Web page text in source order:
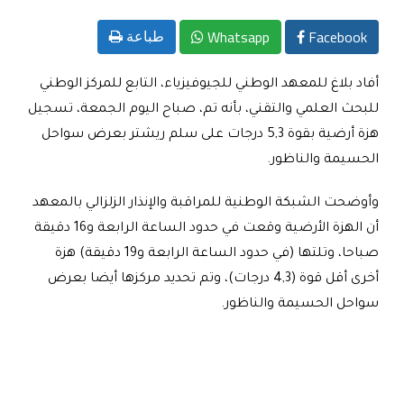
Facebook
Whatsapp طباعة
أفاد بلاغ للمعهد الوطني للجيوفيزياء، التابع للمركز الوطني
للبحث العلمي والتقني، بأنه تم، صباح اليوم الجمعة، تسجيل
هزة أرضية بقوة 5,3 درجات على سلم ريشتر بعرض سواحل
الحسيمة والناظور.
وأوضحت الشبكة الوطنية للمراقبة والإنذار الزلزالي بالمعهد
أن الهزة الأرضية وقعت في حدود الساعة الرابعة و16 دقيقة
صباحا، وتلتها (في حدود الساعة الرابعة و19 دقيقة) هزة
أخرى أقل قوة (4,3 درجات)، وتم تحديد مركزها أيضا بعرض
سواحل الحسيمة والناظور.